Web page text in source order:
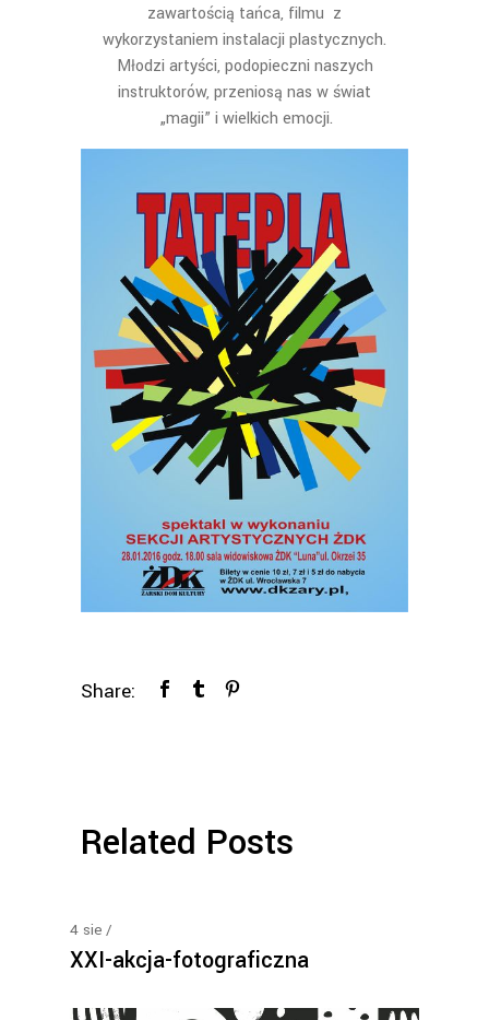
zawartością tańca, filmu z
wykorzystaniem instalacji plastycznych.
Młodzi artyści, podopieczni naszych
instruktorów, przeniosą nas w świat
„magii” i wielkich emocji.
Share:
Related Posts
4 sie
XXI-akcja-fotograficzna